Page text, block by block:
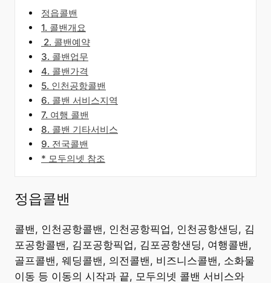
정읍콜밴
​1. 콜밴개요
​2. 콜밴예약
3. 콜밴업무
4. 콜밴가격
5. 인천공항콜밴
6. 콜밴 서비스지역
7. 여행 콜밴
8. 콜밴 기타서비스
9. 전국콜밴
* 모두의넷 참조
정읍콜밴
콜밴, 인천공항콜밴, 인천공항픽업, 인천공항샌딩, 김
포공항콜밴, 김포공항픽업, 김포공항샌딩, 여행콜밴,
골프콜밴, 웨딩콜밴, 의전콜밴, 비즈니스콜밴, 소화물
이동 등 이동의 시작과 끝, 모두의넷 콜밴 서비스와